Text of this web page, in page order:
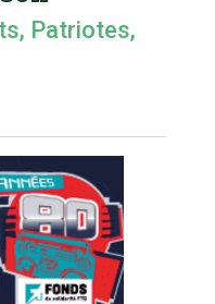
, Patriotes,